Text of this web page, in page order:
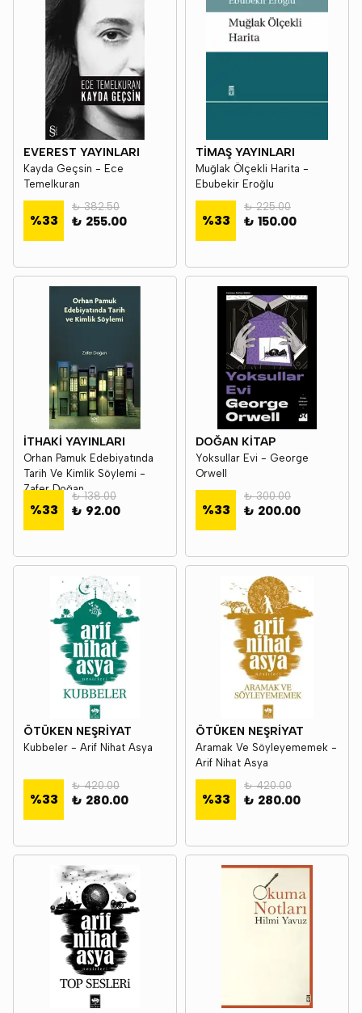
EVEREST YAYINLARI
Kayda Geçsin - Ece
Temelkuran
%33
₺ 382.50
₺ 255.00
TİMAŞ YAYINLARI
Muğlak Ölçekli Harita -
Ebubekir Eroğlu
%33
₺ 225.00
₺ 150.00
İTHAKİ YAYINLARI
Orhan Pamuk Edebiyatında
Tarih Ve Kimlik Söylemi -
Zafer Doğan
%33
₺ 138.00
₺ 92.00
DOĞAN KİTAP
Yoksullar Evi - George
Orwell
%33
₺ 300.00
₺ 200.00
ÖTÜKEN NEŞRİYAT
Kubbeler - Arif Nihat Asya
%33
₺ 420.00
₺ 280.00
ÖTÜKEN NEŞRİYAT
Aramak Ve Söyleyememek -
Arif Nihat Asya
%33
₺ 420.00
₺ 280.00